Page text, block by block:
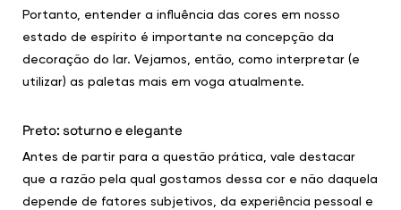
Portanto, entender a influência das cores em nosso
estado de espírito é importante na concepção da
decoração do lar. Vejamos, então, como interpretar (e
utilizar) as paletas mais em voga atualmente.
Preto: soturno e elegante
Antes de partir para a questão prática, vale destacar
que a razão pela qual gostamos dessa cor e não daquela
depende de fatores subjetivos, da experiência pessoal e